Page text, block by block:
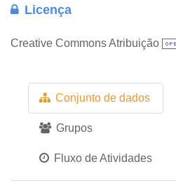
Licença
Creative Commons Atribuição
Conjunto de dados
Grupos
Fluxo de Atividades